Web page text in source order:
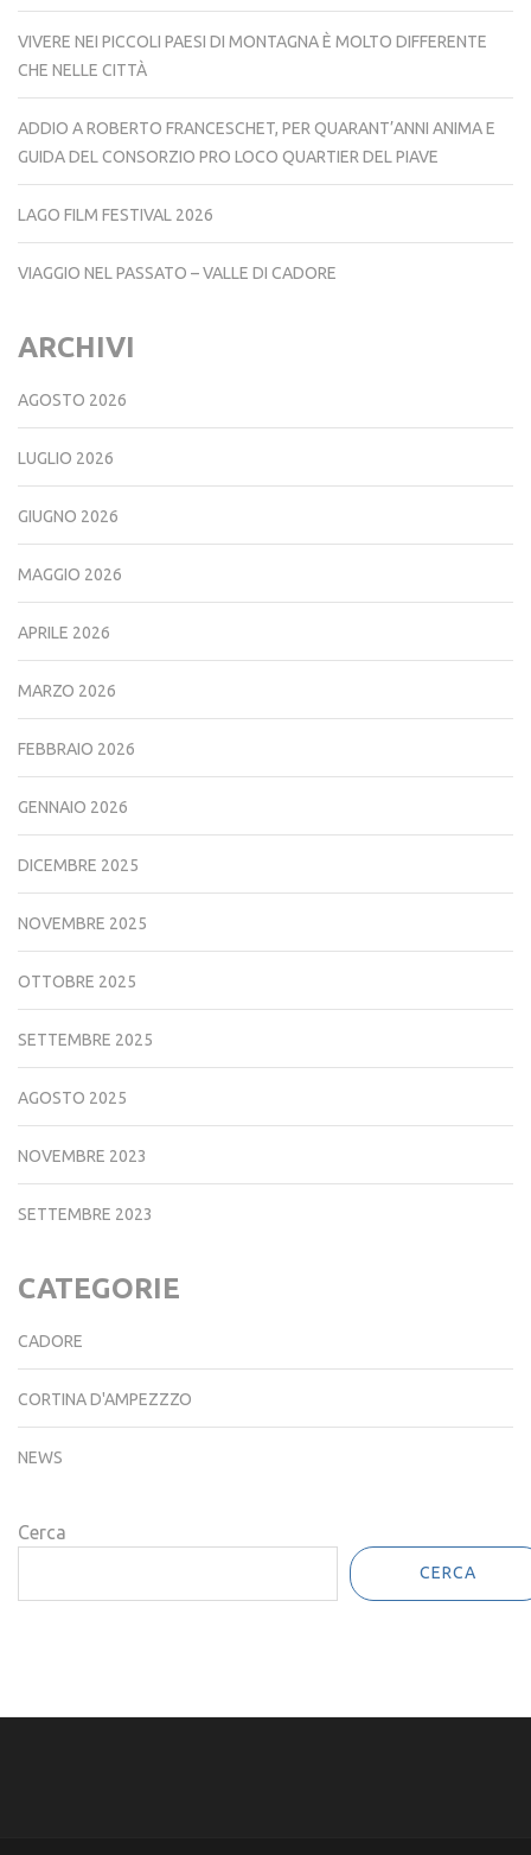
VIVERE NEI PICCOLI PAESI DI MONTAGNA È MOLTO DIFFERENTE
CHE NELLE CITTÀ
ADDIO A ROBERTO FRANCESCHET, PER QUARANT’ANNI ANIMA E
GUIDA DEL CONSORZIO PRO LOCO QUARTIER DEL PIAVE
LAGO FILM FESTIVAL 2026
VIAGGIO NEL PASSATO – VALLE DI CADORE
ARCHIVI
AGOSTO 2026
LUGLIO 2026
GIUGNO 2026
MAGGIO 2026
APRILE 2026
MARZO 2026
FEBBRAIO 2026
GENNAIO 2026
DICEMBRE 2025
NOVEMBRE 2025
OTTOBRE 2025
SETTEMBRE 2025
AGOSTO 2025
NOVEMBRE 2023
SETTEMBRE 2023
CATEGORIE
CADORE
CORTINA D'AMPEZZZO
NEWS
Cerca
CERCA